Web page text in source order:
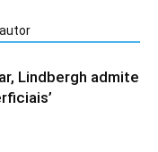
Lindbergh admite